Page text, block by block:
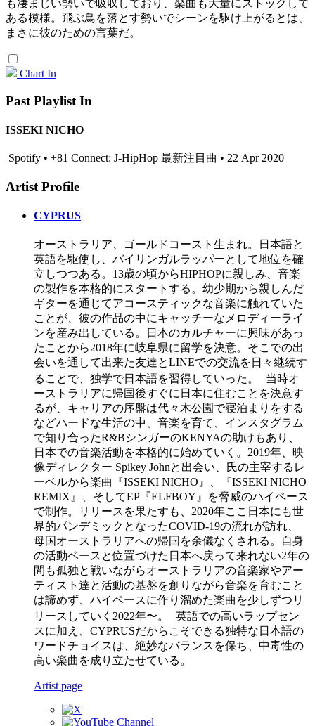
も凄まじい勢いで吸収しており、楽曲も大量にストックして
ある模様。飛ぶ鳥を落とす勢いでシーンを駆け上がるとは、
まさに彼のための言葉だ。
Chart In
Past Playlist In
ISSEKI NICHO
Spotify • +81 Connect: J-HipHop 最新注目曲 • 22 Apr 2020
Artist Profile
CYPRUS
オーストラリア、ゴールドコースト生まれ。日本語と
英語を駆使し、バイリンガルラッパーとして地位を確
立しつつある。13歳の頃からHIPHOPに親しみ、音楽
の製作を本格的にスタートする。幼少期から親しんだ
ギターを通じてアコースティックな音楽に触れていた
ことが、彼の作品の中にキャッチーなメロディーライ
ンを産み出している。日本のカルチャーに興味があっ
たことから2018年に岐阜県に留学を決意。そこでの出
会いを通して出来た友達とLINEでの交流を日々継続す
ることで、独学で日本語を習得していった。 当時オ
ーストラリアに帰国後すぐに日本に住むことを決意す
るが、キャリアの序盤は代々木公園で寝泊まりをする
などハードな生活の中、音楽を育て、インスタグラム
で知り合ったR&BシンガーのKENYAの助けもあり、
日本での音楽活動を本格的に始めていく。2019年、映
像ディレクター Spikey Johnと出会い、氏の主宰するレ
ーベルから楽曲『ISSEKI NICHO』、『ISSEKI NICHO
REMIX』、そしてEP『ELFBOY』を脅威のハイペース
で制作。リリースを果たすも、2020年ここ日本にも世
界的パンデミックとなったCOVID-19の流れが訪れ、
母国オーストラリアへの帰国を余儀なくされる。自身
の活動ベースと位置づけた日本へ戻って来れない2年の
間も孤独と戦いながらオーストラリアの音楽家やアー
ティスト達と活動の基盤を創りながら音楽を育むこと
は諦めず、ハイペースに作り溜めた楽曲を少しずつリ
リースしていく2022年〜。 英語での高いラップセン
スに加え、CYPRUSだからこそできる独特な日本語の
ワードチョイスは、絶妙なバランスを保ち、中毒性の
高い楽曲を成り立たせている。
Artist page